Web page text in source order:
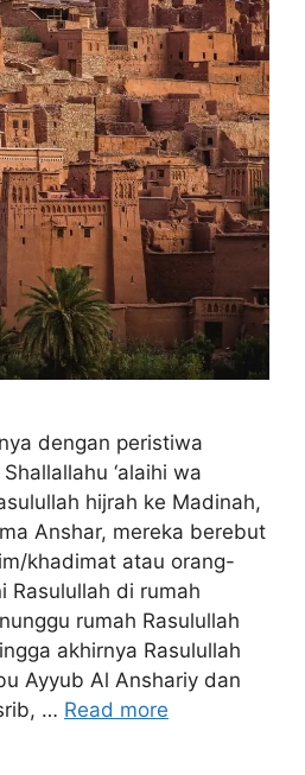
dengan peristiwa
‘alaihi wa
hijrah ke Madinah,
Anshar, mereka berebut
khadimat atau orang-
Rasulullah di rumah
rumah Rasulullah
akhirnya Rasulullah
Ayyub Al Anshariy dan
… Read more